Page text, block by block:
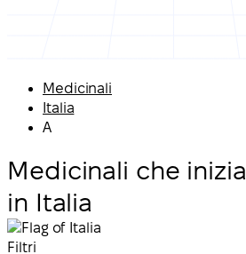
Medicinali
Italia
A
Medicinali che
in Italia
Filtri